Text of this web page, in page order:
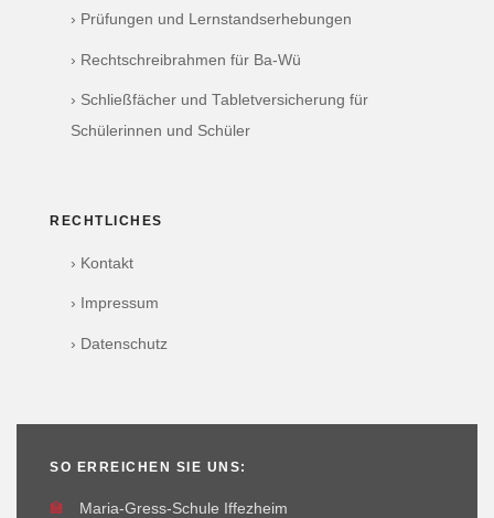
› Prüfungen und Lernstandserhebungen
› Rechtschreibrahmen für Ba-Wü
› Schließfächer und Tabletversicherung für
Schülerinnen und Schüler
RECHTLICHES
› Kontakt
› Impressum
› Datenschutz
SO ERREICHEN SIE UNS:
🏫
Maria-Gress-Schule Iffezheim